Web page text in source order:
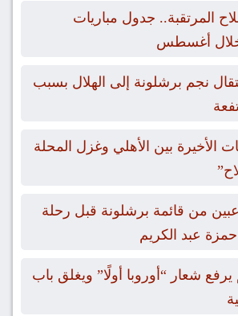
المرتقبة.. جدول مباريات
أغسطس
نجم برشلونة إلى الهلال بسبب
الأخيرة بين الأهلي وغزل المحلة
يستبعد 3 لاعبين من قائمة برشلونة قبل رحلة
عبد الكريم
شعار “أوروبا أولًا” ويغلق باب